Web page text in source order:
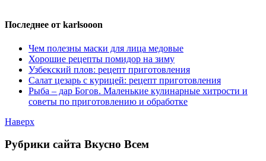
Последнее от karlsooon
Чем полезны маски для лица медовые
Хорошие рецепты помидор на зиму
Узбекский плов: рецепт приготовления
Салат цезарь с курицей: рецепт приготовления
Рыба – дар Богов. Маленькие кулинарные хитрости и
советы по приготовлению и обработке
Наверх
Рубрики сайта Вкусно Всем